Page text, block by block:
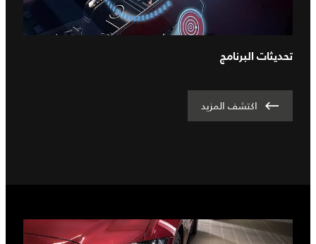
تحديثات البرنامج
اكتشف المزيد